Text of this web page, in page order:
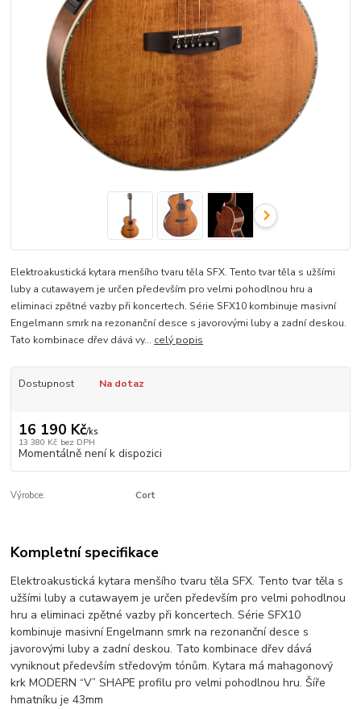
Elektroakustická kytara menšího tvaru těla SFX. Tento tvar těla s užšími
luby a cutawayem je určen především pro velmi pohodlnou hru a
eliminaci zpětné vazby při koncertech. Série SFX10 kombinuje masivní
Engelmann smrk na rezonanční desce s javorovými luby a zadní deskou.
Tato kombinace dřev dává vy... celý popis
Dostupnost Na dotaz
16 190 Kč/ks
13 380 Kč bez DPH
Momentálně není k dispozici
Výrobce: Cort
Kompletní specifikace
Elektroakustická kytara menšího tvaru těla SFX. Tento tvar těla s
užšími luby a cutawayem je určen především pro velmi pohodlnou
hru a eliminaci zpětné vazby při koncertech. Série SFX10
kombinuje masivní Engelmann smrk na rezonanční desce s
javorovými luby a zadní deskou. Tato kombinace dřev dává
vyniknout především středovým tónům. Kytara má mahagonový
krk MODERN “V” SHAPE profilu pro velmi pohodlnou hru. Šíře
hmatníku je 43mm